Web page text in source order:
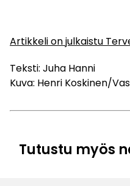
Artikkeli on julkaistu
Teksti: Juha Hanni
Kuva: Henri Koskinen/
Tutustu myös